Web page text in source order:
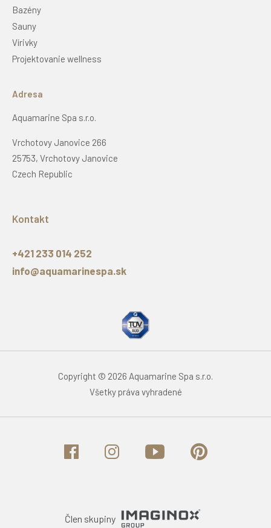
Bazény
Sauny
Vírivky
Projektovanie wellness
Adresa
Aquamarine Spa s.r.o.
Vrchotovy Janovice 266
25753, Vrchotovy Janovice
Czech Republic
Kontakt
+421 233 014 252
info@aquamarinespa.sk
Copyright © 2026 Aquamarine Spa s.r.o.
Všetky práva vyhradené
Člen skupiny